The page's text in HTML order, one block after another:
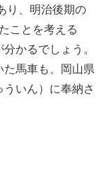
り、明治後期の
ことを考える
かるでしょう。
馬車も、岡山県
いん）に奉納さ